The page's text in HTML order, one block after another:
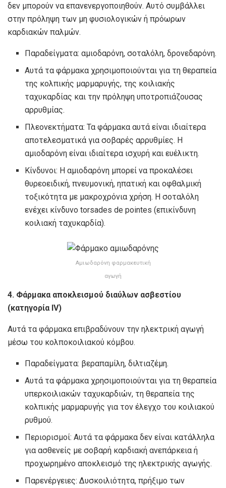
δεν μπορούν να επανενεργοποιηθούν. Αυτό συμβάλλει
στην πρόληψη των μη φυσιολογικών ή πρόωρων
καρδιακών παλμών.
Παραδείγματα: αμιοδαρόνη, σοταλόλη, δρονεδαρόνη.
Αυτά τα φάρμακα χρησιμοποιούνται για τη θεραπεία
της κολπικής μαρμαρυγής, της κοιλιακής
ταχυκαρδίας και την πρόληψη υποτροπιάζουσας
αρρυθμίας.
Πλεονεκτήματα: Τα φάρμακα αυτά είναι ιδιαίτερα
αποτελεσματικά για σοβαρές αρρυθμίες. Η
αμιοδαρόνη είναι ιδιαίτερα ισχυρή και ευέλικτη.
Κίνδυνοι: Η αμιοδαρόνη μπορεί να προκαλέσει
θυρεοειδική, πνευμονική, ηπατική και οφθαλμική
τοξικότητα με μακροχρόνια χρήση. Η σοταλόλη
ενέχει κίνδυνο torsades de pointes (επικίνδυνη
κοιλιακή ταχυκαρδία).
Αμιωδαρόνη φαρμακευτική
αγωγή
4. Φάρμακα αποκλεισμού διαύλων ασβεστίου
(κατηγορία IV)
Αυτά τα φάρμακα επιβραδύνουν την ηλεκτρική αγωγή
μέσω του κολποκοιλιακού κόμβου.
Παραδείγματα: βεραπαμίλη, διλτιαζέμη.
Αυτά τα φάρμακα χρησιμοποιούνται για τη θεραπεία
υπερκοιλιακών ταχυκαρδιών, τη θεραπεία της
κολπικής μαρμαρυγής για τον έλεγχο του κοιλιακού
ρυθμού.
Περιορισμοί: Αυτά τα φάρμακα δεν είναι κατάλληλα
για ασθενείς με σοβαρή καρδιακή ανεπάρκεια ή
προχωρημένο αποκλεισμό της ηλεκτρικής αγωγής.
Παρενέργειες: Δυσκοιλιότητα, πρήξιμο των